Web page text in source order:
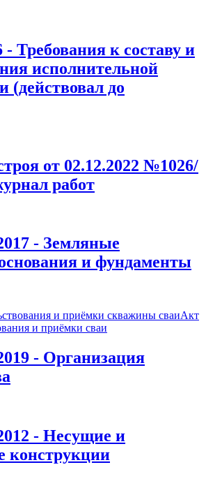
- Требования к составу и
исполнительной
(действовал до
от 02.12.2022 №1026/
работ
- Земляные
и фундаменты
и приёмки скважины сваиАкт
и приёмки сваи
- Организация
- Несущие и
конструкции